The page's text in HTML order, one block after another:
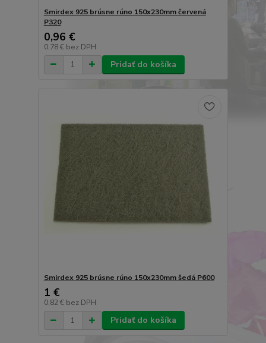
Smirdex 925 brúsne rúno 150x230mm červená
P320
0,96 €
0,78 € bez DPH
Pridať do košíka
Smirdex 925 brúsne rúno 150x230mm šedá P600
1 €
0,82 € bez DPH
Pridať do košíka